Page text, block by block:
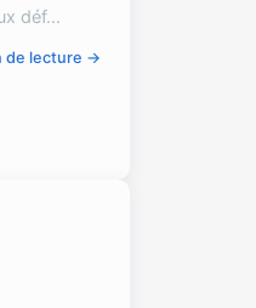
déf...
de lecture →